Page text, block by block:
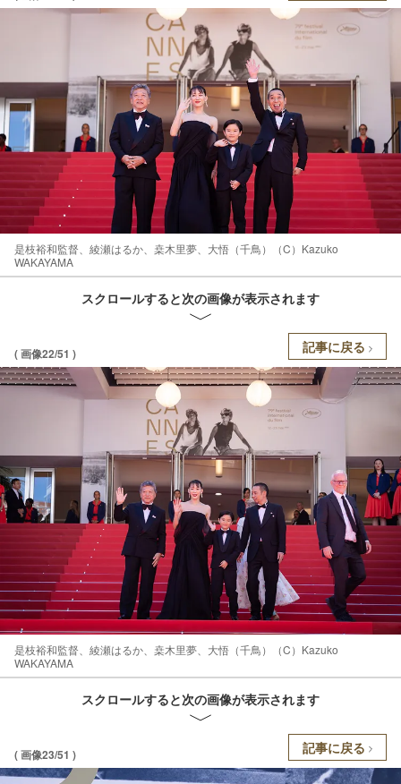
是枝裕和監督、綾瀬はるか、桒木里夢、大悟（千鳥）（C）Kazuko
WAKAYAMA
スクロールすると次の画像が表示されます
( 画像22/51 ) 記事に戻る
是枝裕和監督、綾瀬はるか、桒木里夢、大悟（千鳥）（C）Kazuko
WAKAYAMA
スクロールすると次の画像が表示されます
( 画像23/51 ) 記事に戻る